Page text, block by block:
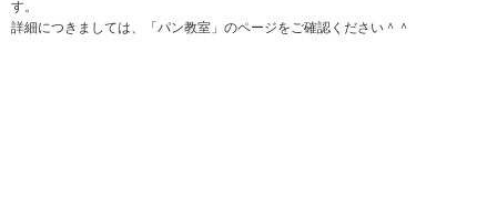
す。
詳細につきましては、「パン教室」のページをご確認ください＾＾